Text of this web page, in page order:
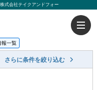
式会社テイクアンドフォー
報一覧
さらに条件を絞り込む